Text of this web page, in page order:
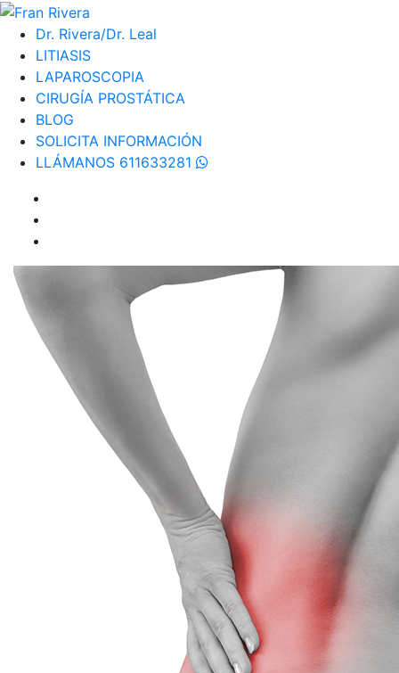
Dr. Rivera/Dr. Leal
LITIASIS
LAPAROSCOPIA
CIRUGÍA PROSTÁTICA
BLOG
SOLICITA INFORMACIÓN
LLÁMANOS 611633281